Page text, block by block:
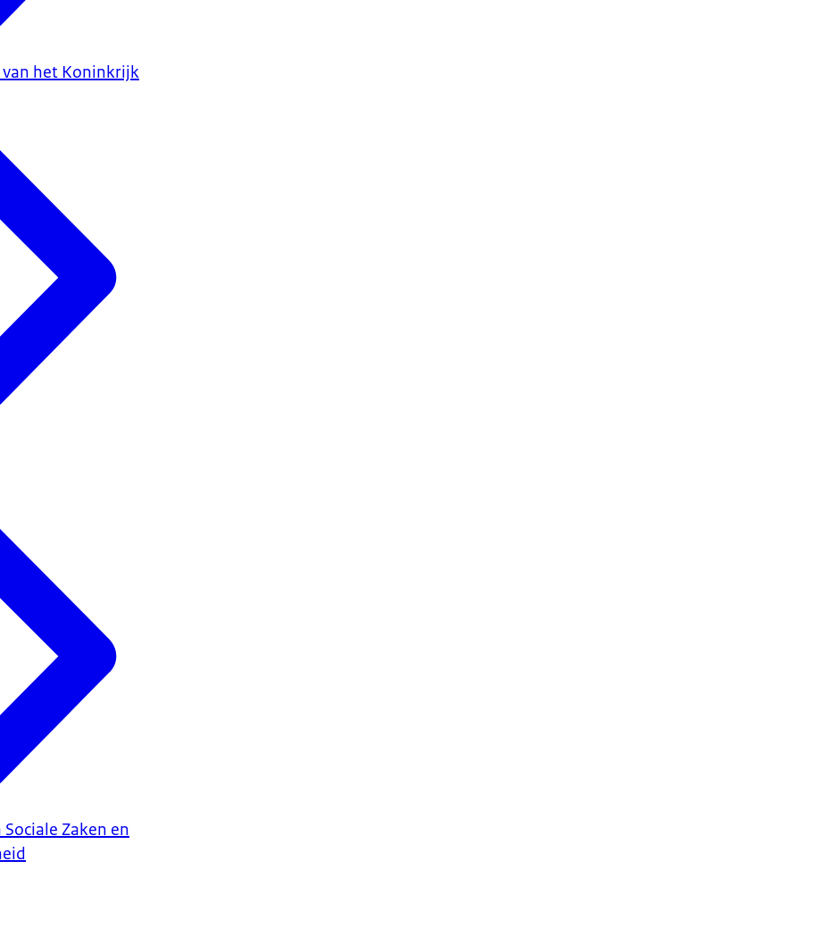
van het Koninkrijk
Zaken en